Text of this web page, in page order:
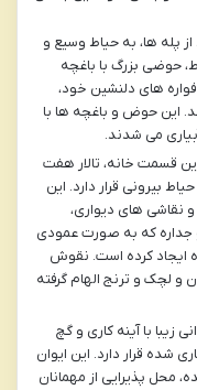
پله ها، به حیاط وسیع و
حوضی بزرگ با باغچه
های دلنشین خود،
این حوض و باغچه ها با
می شدند.
قسمت خانه، تالار هفت
بیرونی قرار دارد. این
و نقاشی های دیواری،
جداره که به صورت عمودی
ایجاد کرده است. نقوش
لچک و ترنج الهام گرفته
زیبا با آینه کاری و گچ
قرار دارد. این ایوان
محل پذیرایی از مهمانان